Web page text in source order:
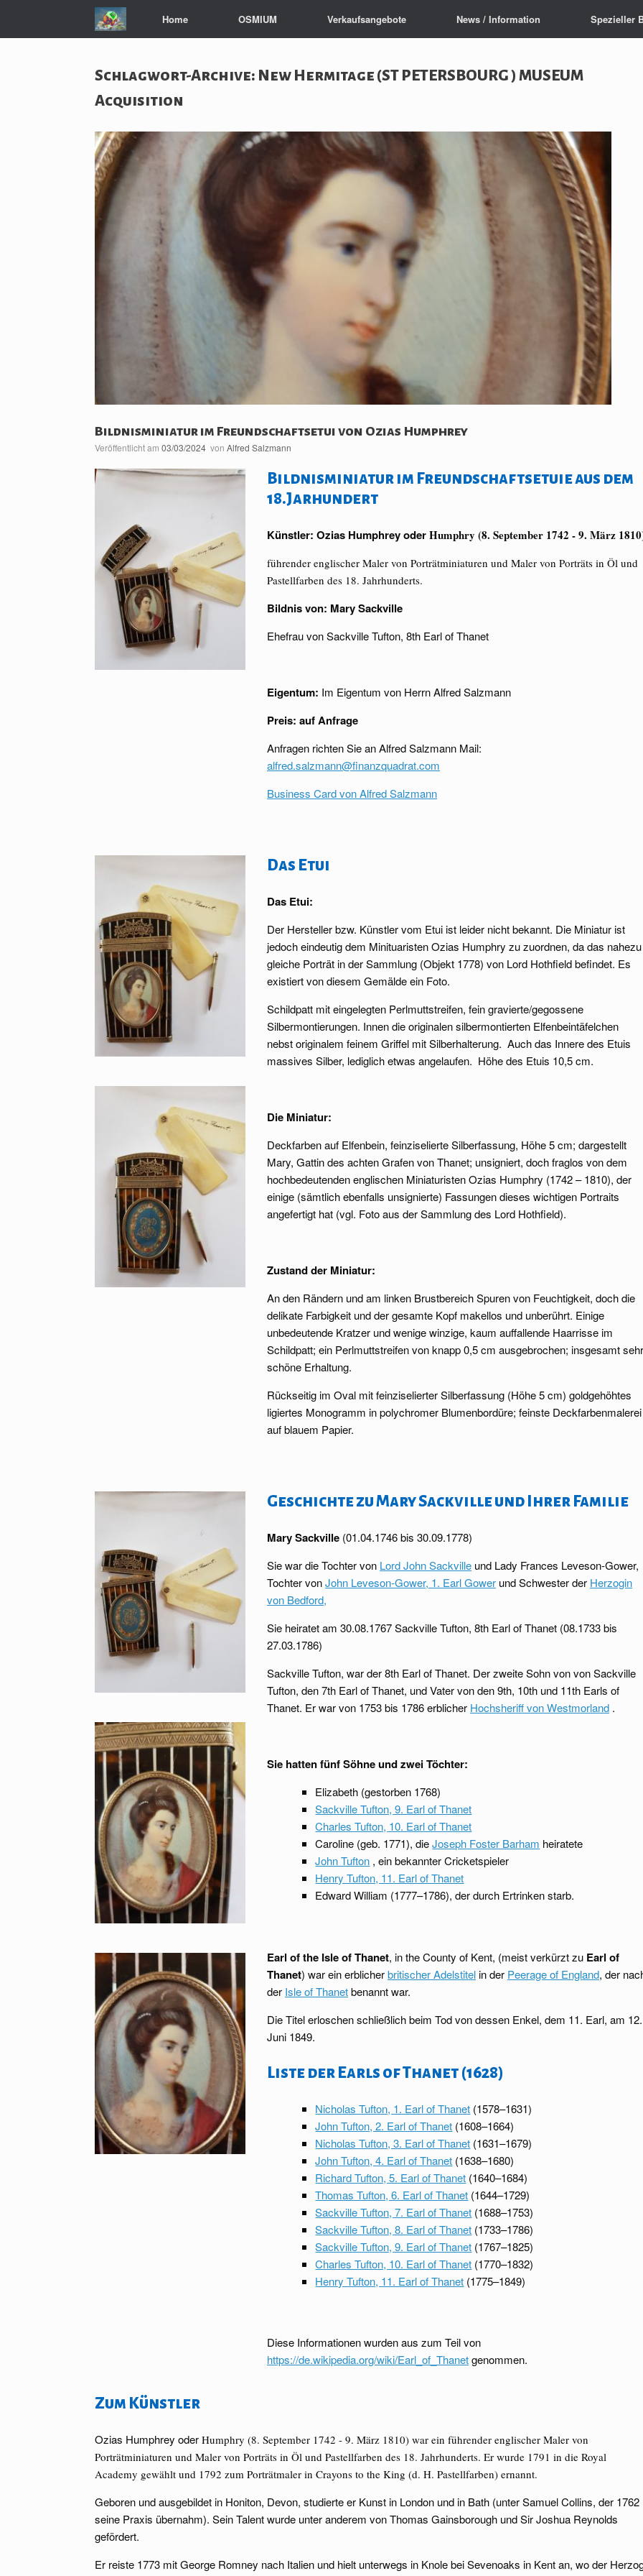
Home OSMIUM Verkaufsangebote News / Information Spezieller
Schlagwort-Archive: New Hermitage (ST PETERSBOURG ) MUSEUM
Acquisition
Bildnisminiatur im Freundschaftsetui von Ozias Humphrey
Veröffentlicht am 03/03/2024 von Alfred Salzmann
Bildnisminiatur im Freundschaftsetuie aus dem
18.Jarhundert
Künstler: Ozias Humphrey oderHumphry (8. September 1742 - 9. März
führender englischer Maler von Porträtminiaturen und Maler von Porträts in Öl und
Pastellfarben des 18. Jahrhunderts.
Bildnis von: Mary Sackville
Ehefrau von Sackville Tufton, 8th Earl of Thanet
Eigentum: Im Eigentum von Herrn Alfred Salzmann
Preis: auf Anfrage
Anfragen richten Sie an Alfred Salzmann Mail:
alfred.salzmann@finanzquadrat.com
Business Card von Alfred Salzmann
Das Etui
Das Etui:
Der Hersteller bzw. Künstler vom Etui ist leider nicht bekannt. Die Miniatur ist
jedoch eindeutig dem Minituaristen Ozias Humphry zu zuordnen, da das nahezu
gleiche Porträt in der Sammlung (Objekt 1778) von Lord Hothfield befindet. Es
existiert von diesem Gemälde ein Foto.
Schildpatt mit eingelegten Perlmuttstreifen, fein gravierte/gegossene
Silbermontierungen. Innen die originalen silbermontierten Elfenbeintäfelchen
nebst originalem feinem Griffel mit Silberhalterung. Auch das Innere des Etuis
massives Silber, lediglich etwas angelaufen. Höhe des Etuis 10,5 cm.
Die Miniatur:
Deckfarben auf Elfenbein, feinziselierte Silberfassung, Höhe 5 cm; dargestellt
Mary, Gattin des achten Grafen von Thanet; unsigniert, doch fraglos von dem
hochbedeutenden englischen Miniaturisten Ozias Humphry (1742 – 1810), der
einige (sämtlich ebenfalls unsignierte) Fassungen dieses wichtigen Portraits
angefertigt hat (vgl. Foto aus der Sammlung des Lord Hothfield).
Zustand der Miniatur:
An den Rändern und am linken Brustbereich Spuren von Feuchtigkeit, doch die
delikate Farbigkeit und der gesamte Kopf makellos und unberührt. Einige
unbedeutende Kratzer und wenige winzige, kaum auffallende Haarrisse im
Schildpatt; ein Perlmuttstreifen von knapp 0,5 cm ausgebrochen; insgesamt sehr
schöne Erhaltung.
Rückseitig im Oval mit feinziselierter Silberfassung (Höhe 5 cm) goldgehöhtes
ligiertes Monogramm in polychromer Blumenbordüre; feinste Deckfarbenmalerei
auf blauem Papier.
Geschichte zu Mary Sackville und Ihrer Familie
Mary Sackville(01.04.1746 bis 30.09.1778)
Sie war die Tochter von Lord John Sackvilleund Lady Frances Leveson-Gower,
Tochter vonJohn Leveson-Gower, 1. Earl Gowerund Schwester der Herzogin
von Bedford,
Sie heiratet am 30.08.1767 Sackville Tufton, 8th Earl of Thanet (08.1733 bis
27.03.1786)
Sackville Tufton, war der 8th Earl of Thanet. Der zweite Sohn von von Sackville
Tufton, den 7th Earl of Thanet, und Vater von den 9th, 10th und 11th Earls of
Thanet. Er war von 1753 bis 1786 erblicher Hochsheriff von Westmorland.
Sie hatten fünf Söhne und zwei Töchter:
Elizabeth (gestorben 1768)
Sackville Tufton, 9. Earl of Thanet
Charles Tufton, 10. Earl of Thanet
Caroline (geb. 1771), dieJoseph Foster Barham heiratete
John Tufton , ein bekannter Cricketspieler
Henry Tufton, 11. Earl of Thanet
Edward William (1777–1786), der durch Ertrinken starb.
Earl of the Isle of Thanet, in the County of Kent, (meist verkürzt zu Earl of
Thanet) war ein erblicherbritischer Adelstitelin der Peerage of England, der
der Isle of Thanetbenannt war.
Die Titel erloschen schließlich beim Tod von dessen Enkel, dem 11. Earl, am 12.
Juni 1849.
Liste der Earls of Thanet (1628)
Nicholas Tufton, 1. Earl of Thanet (1578–1631)
John Tufton, 2. Earl of Thanet (1608–1664)
Nicholas Tufton, 3. Earl of Thanet (1631–1679)
John Tufton, 4. Earl of Thanet (1638–1680)
Richard Tufton, 5. Earl of Thanet (1640–1684)
Thomas Tufton, 6. Earl of Thanet (1644–1729)
Sackville Tufton, 7. Earl of Thanet (1688–1753)
Sackville Tufton, 8. Earl of Thanet (1733–1786)
Sackville Tufton, 9. Earl of Thanet (1767–1825)
Charles Tufton, 10. Earl of Thanet (1770–1832)
Henry Tufton, 11. Earl of Thanet (1775–1849)
Diese Informationen wurden aus zum Teil von
https://de.wikipedia.org/wiki/Earl_of_Thanetgenommen.
Zum Künstler
Ozias Humphrey oder Humphry (8. September 1742 - 9. März 1810) war ein führender englischer Maler von
Porträtminiaturen und Maler von Porträts in Öl und Pastellfarben des 18. Jahrhunderts. Er wurde 1791 in die Royal
Academy gewählt und 1792 zum Porträtmaler in Crayons to the King (d. H. Pastellfarben) ernannt.
Geboren und ausgebildet in Honiton, Devon, studierte er Kunst in London und in Bath (unter Samuel Collins, der 1762
seine Praxis übernahm). Sein Talent wurde unter anderem von Thomas Gainsborough und Sir Joshua Reynolds
gefördert.
Er reiste 1773 mit George Romney nach Italien und hielt unterwegs in Knole bei Sevenoaks in Kent an, wo der